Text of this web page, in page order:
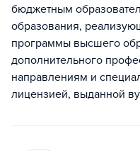
бюджетным
образования,
программы высшего
дополнительного
направлениям и
лицензией, выданной